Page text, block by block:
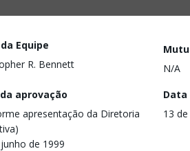
Equipe
R. Bennett
N/A
aprovação
apresentação da Diretoria
de 1999
13